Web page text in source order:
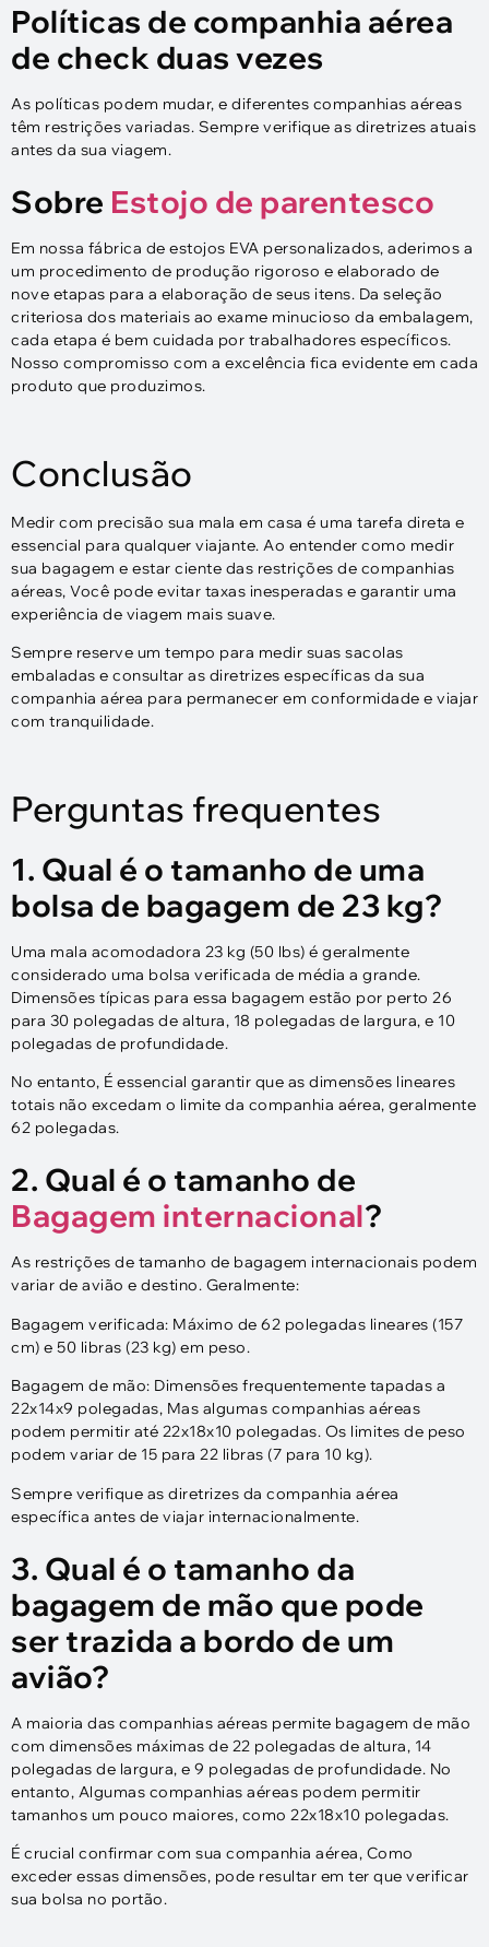
Políticas de companhia aérea
de check duas vezes
As políticas podem mudar, e diferentes companhias aéreas
têm restrições variadas. Sempre verifique as diretrizes atuais
antes da sua viagem.
Sobre Estojo de parentesco
Em nossa fábrica de estojos EVA personalizados, aderimos a
um procedimento de produção rigoroso e elaborado de
nove etapas para a elaboração de seus itens. Da seleção
criteriosa dos materiais ao exame minucioso da embalagem,
cada etapa é bem cuidada por trabalhadores específicos.
Nosso compromisso com a excelência fica evidente em cada
produto que produzimos.
Conclusão
Medir com precisão sua mala em casa é uma tarefa direta e
essencial para qualquer viajante. Ao entender como medir
sua bagagem e estar ciente das restrições de companhias
aéreas, Você pode evitar taxas inesperadas e garantir uma
experiência de viagem mais suave.
Sempre reserve um tempo para medir suas sacolas
embaladas e consultar as diretrizes específicas da sua
companhia aérea para permanecer em conformidade e viajar
com tranquilidade.
Perguntas frequentes
1. Qual é o tamanho de uma
bolsa de bagagem de 23 kg?
Uma mala acomodadora 23 kg (50 lbs) é geralmente
considerado uma bolsa verificada de média a grande.
Dimensões típicas para essa bagagem estão por perto 26
para 30 polegadas de altura, 18 polegadas de largura, e 10
polegadas de profundidade.
No entanto, É essencial garantir que as dimensões lineares
totais não excedam o limite da companhia aérea, geralmente
62 polegadas.
2. Qual é o tamanho de
Bagagem internacional?
As restrições de tamanho de bagagem internacionais podem
variar de avião e destino. Geralmente:
Bagagem verificada: Máximo de 62 polegadas lineares (157
cm) e 50 libras (23 kg) em peso.
Bagagem de mão: Dimensões frequentemente tapadas a
22x14x9 polegadas, Mas algumas companhias aéreas
podem permitir até 22x18x10 polegadas. Os limites de peso
podem variar de 15 para 22 libras (7 para 10 kg).
Sempre verifique as diretrizes da companhia aérea
específica antes de viajar internacionalmente.
3. Qual é o tamanho da
bagagem de mão que pode
ser trazida a bordo de um
avião?
A maioria das companhias aéreas permite bagagem de mão
com dimensões máximas de 22 polegadas de altura, 14
polegadas de largura, e 9 polegadas de profundidade. No
entanto, Algumas companhias aéreas podem permitir
tamanhos um pouco maiores, como 22x18x10 polegadas.
É crucial confirmar com sua companhia aérea, Como
exceder essas dimensões, pode resultar em ter que verificar
sua bolsa no portão.